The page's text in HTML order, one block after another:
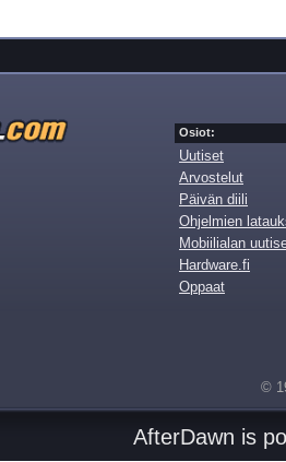
Osiot:
Uutiset
Arvostelut
Päivän diili
Ohjelmien
Mobiilialan
Hardware.fi
Oppaat
©
AfterDawn is